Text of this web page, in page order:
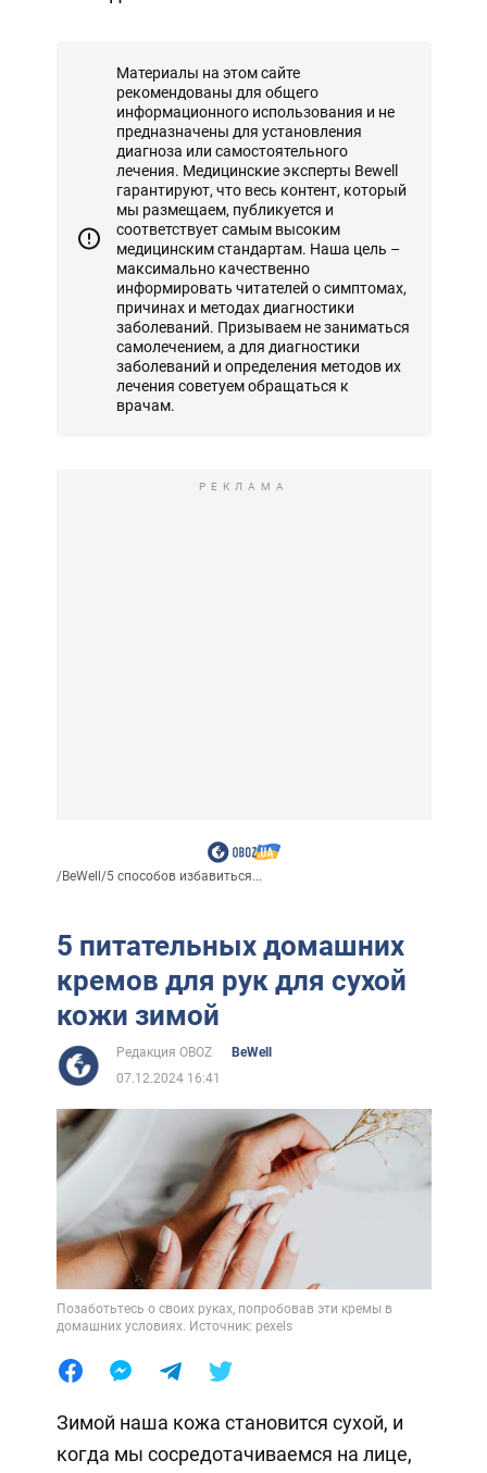
Материалы на этом сайте
рекомендованы для общего
информационного использования и не
предназначены для установления
диагноза или самостоятельного
лечения. Медицинские эксперты Bewell
гарантируют, что весь контент, который
мы размещаем, публикуется и
соответствует самым высоким
медицинским стандартам. Наша цель –
максимально качественно
информировать читателей о симптомах,
причинах и методах диагностики
заболеваний. Призываем не заниматься
самолечением, а для диагностики
заболеваний и определения методов их
лечения советуем обращаться к
врачам.
РЕКЛАМА
/BeWell/5 способов избавиться...
5 питательных домашних
кремов для рук для сухой
кожи зимой
Редакция OBOZ
BeWell
07.12.2024 16:41
Позаботьтесь о своих руках, попробовав эти кремы в
домашних условиях. Источник: pexels
Зимой наша кожа становится сухой, и
когда мы сосредотачиваемся на лице,